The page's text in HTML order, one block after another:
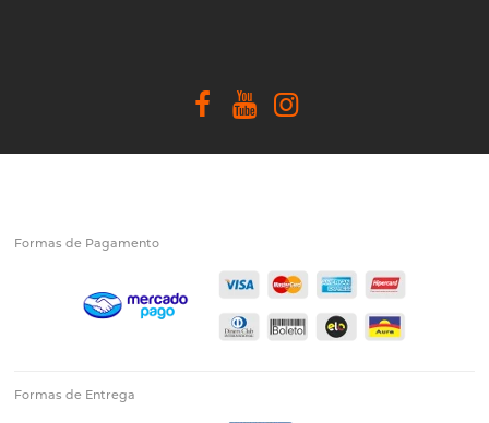
Formas de Pagamento
Formas de Entrega